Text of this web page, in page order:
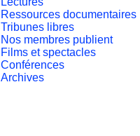
Ressources documentaires
Tribunes libres
Nos membres publient
Films et spectacles
Conférences
Archives